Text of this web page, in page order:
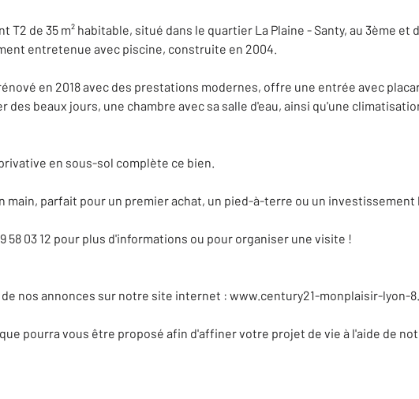
T2 de 35 m² habitable, situé dans le quartier La Plaine - Santy, au 3ème
entretenue avec piscine, construite en 2004.
en 2018 avec des prestations modernes, offre une entrée avec
des beaux jours, une chambre avec sa salle d'eau, ainsi qu'une
en sous-sol complète ce bien.
main, parfait pour un premier achat, un pied-à-terre ou un investissement
58 03 12 pour plus d'informations ou pour organiser une visite !
nos annonces sur notre site internet : www.century21-monplaisir-lyon-
pourra vous être proposé afin d'affiner votre projet de vie à l'aide de